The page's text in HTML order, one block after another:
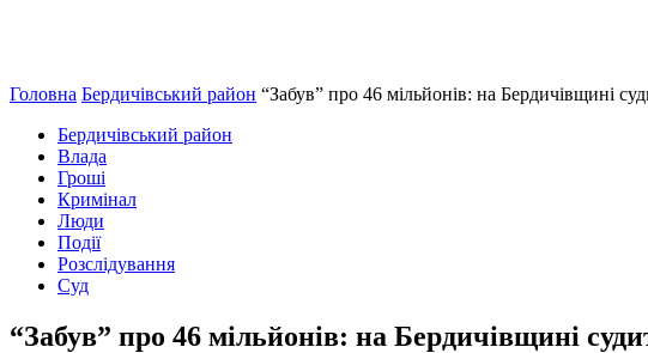
Головна Бердичівський район “Забув” про 46 мільйонів: на Бердичівщині
Бердичівський район
Влада
Гроші
Кримінал
Люди
Події
Розслідування
Суд
“Забув” про 46 мільйонів: на Бердичівщині